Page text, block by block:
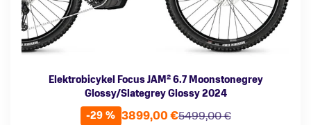
Elektrobicykel Focus JAM² 6.7 Moonstonegrey
Glossy/Slategrey Glossy 2024
-29 %
5499,00 €
3899,00 €